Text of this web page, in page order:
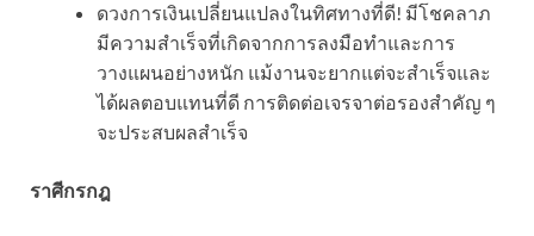
ดวงการเงินเปลี่ยนแปลงในทิศทางที่ดี! มีโชคลาภ
มีความสำเร็จที่เกิดจากการลงมือทำและการ
วางแผนอย่างหนัก แม้งานจะยากแต่จะสำเร็จและ
ได้ผลตอบแทนที่ดี การติดต่อเจรจาต่อรองสำคัญ ๆ
จะประสบผลสำเร็จ
ราศีกรกฎ